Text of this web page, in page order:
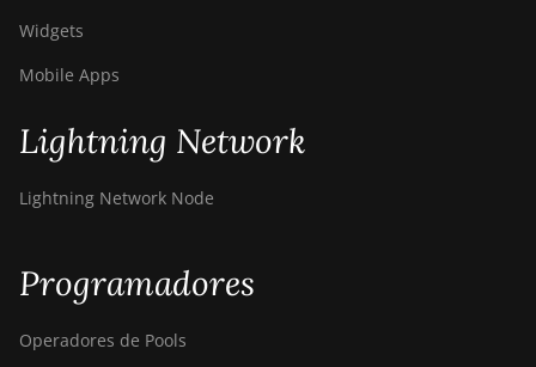
BITMAIN AntMiner
BITMAIN AntMiner
Z15 Pro
BITMAIN AntMiner
Widgets
Mobile Apps
Lightning Network
Lightning Network Node
Programadores
Operadores de Pools